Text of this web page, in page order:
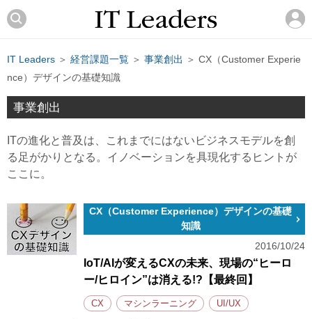
IT Leaders ＞ 経営課題一覧 ＞ 事業創出 ＞ CX（Customer Experie
nce）デザインの基礎知識
事業創出
ITの進化と普及は、これまでにはないビジネスモデルを創
る足がかりとなる。イノベーションを具現化するヒントが
ここに。
CX（Customer Experience）デザインの基礎
知識
2016/10/24
IoT/AIが変えるCXの未来、現場の“ヒーロ
ー/ヒロイン”は消える!?【最終回】
CX マシンラーニング UI/UX